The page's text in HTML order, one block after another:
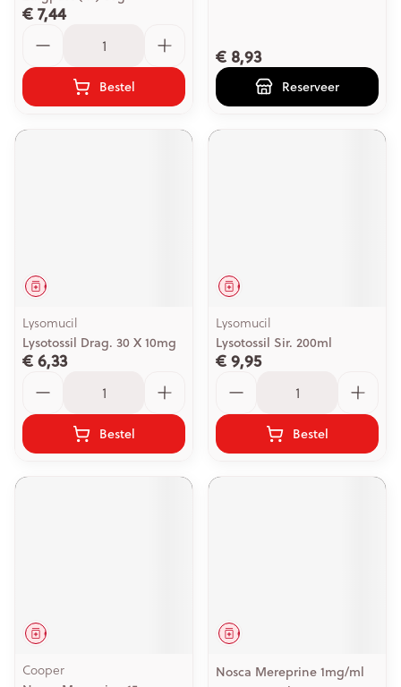
€ 7,44
Bestel
€ 8,93
Reserveer
Geneesmiddel
Lysomucil
Lysotossil Drag. 30 X 10mg
€ 6,33
Bestel
Geneesmiddel
Lysomucil
Lysotossil Sir. 200ml
€ 9,95
Bestel
Geneesmiddel
Cooper
Geneesmiddel
Nosca Mereprine 1mg/ml